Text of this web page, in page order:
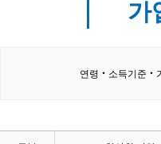
가
연령‧소득기준‧